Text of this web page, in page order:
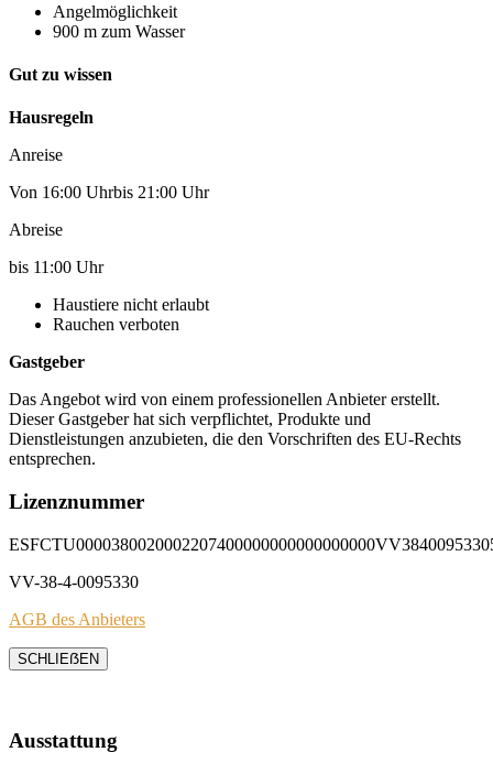
Angelmöglichkeit
900 m zum Wasser
Gut zu wissen
Hausregeln
Anreise
Von 16:00 Uhrbis 21:00 Uhr
Abreise
bis 11:00 Uhr
Haustiere nicht erlaubt
Rauchen verboten
Gastgeber
Das Angebot wird von einem professionellen Anbieter erstellt.
Dieser Gastgeber hat sich verpflichtet, Produkte und
Dienstleistungen anzubieten, die den Vorschriften des EU-Rechts
entsprechen.
Lizenznummer
VV-38-4-0095330
AGB des Anbieters
SCHLIEẞEN
Ausstattung